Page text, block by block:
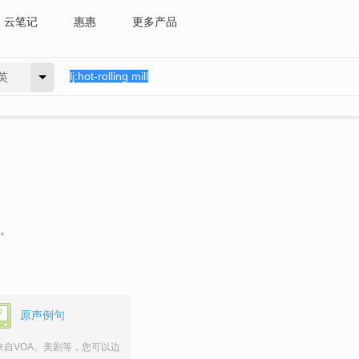
云笔记 惠惠 更多产品
原声例句
自VOA、美剧等，您可以边